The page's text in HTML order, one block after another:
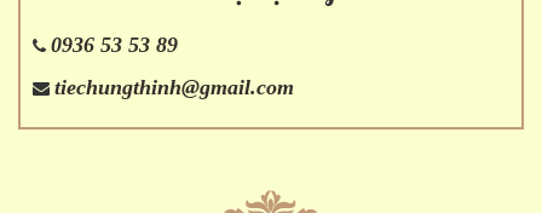
0936 53 53 89
tiechungthinh@gmail.com